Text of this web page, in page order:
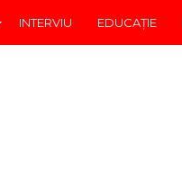
INTERVIU EDUCAŢIE